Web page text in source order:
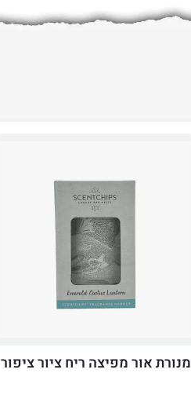
מנורת אור מפיצה ריח ציור ציפור